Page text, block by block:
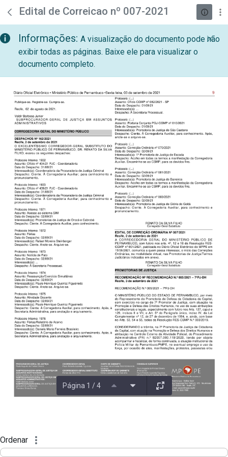
Pular para o Conteúdo principal
teste descricao
Edital de Correicao nº 007-2021
Informações: A visualização do documento pode não
exibir todas as páginas. Baixe ele para visualizar o
documento completo.
Página 1 / 4
Ordenar